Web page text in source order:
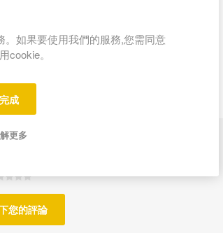
您的評論
如果要使用我們的服務,您需同意
cookie。
完成
更多